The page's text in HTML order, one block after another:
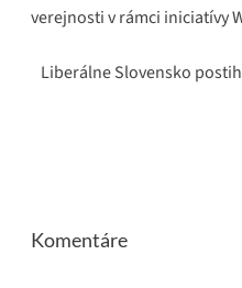
verejnosti v rámci iniciatívy
Liberálne Slovensko
Komentáre